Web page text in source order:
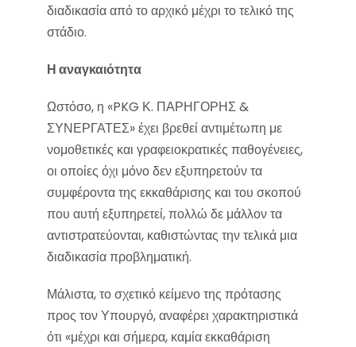
διαδικασία από το αρχικό μέχρι το τελικό της
στάδιο.
Η αναγκαιότητα
Ωστόσο, η «PKG Κ. ΠΑΡΗΓΟΡΗΣ &
ΣΥΝΕΡΓΑΤΕΣ» έχει βρεθεί αντιμέτωπη με
νομοθετικές και γραφειοκρατικές παθογένειες,
οι οποίες όχι μόνο δεν εξυπηρετούν τα
συμφέροντα της εκκαθάρισης και του σκοπού
που αυτή εξυπηρετεί, πολλώ δε μάλλον τα
αντιστρατεύονται, καθιστώντας την τελικά μια
διαδικασία προβληματική.
Μάλιστα, το σχετικό κείμενο της πρότασης
προς τον Υπουργό, αναφέρει χαρακτηριστικά
ότι «μέχρι και σήμερα, καμία εκκαθάριση